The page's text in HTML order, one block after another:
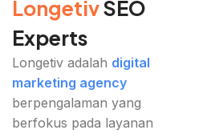
LongetivSEO
Experts
Longetiv adalah digital
marketing agency
berpengalaman yang
berfokus pada layanan